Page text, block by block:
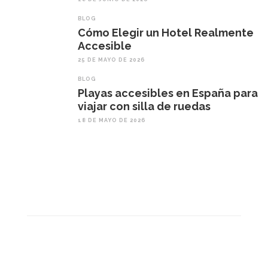
BLOG
Cómo Elegir un Hotel Realmente
Accesible
25 DE MAYO DE 2026
BLOG
Playas accesibles en España para
viajar con silla de ruedas
18 DE MAYO DE 2026